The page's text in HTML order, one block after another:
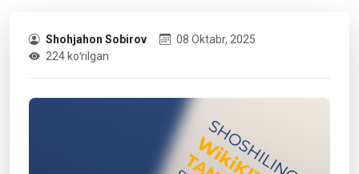
Shohjahon Sobirov
08 Oktabr, 2025
224 koʻrilgan